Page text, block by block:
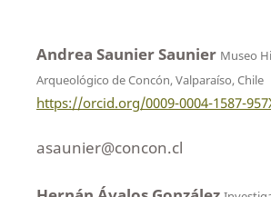
Andrea Saunier Saunier Museo
Arqueológico de Concón, Valparaíso, Chile
https://orcid.org/0009-0004-1587-
asaunier@concon.cl